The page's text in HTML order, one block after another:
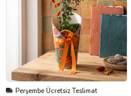
Perşembe Ücretsiz Teslimat